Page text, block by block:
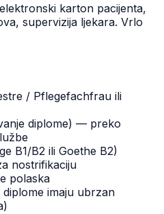
karton pacijenta,
supervizija ljekara. Vrlo
/ Pflegefachfrau ili
diplome) — preko
B1/B2 ili Goethe B2)
nostrifikaciju
polaska
imaju ubrzan